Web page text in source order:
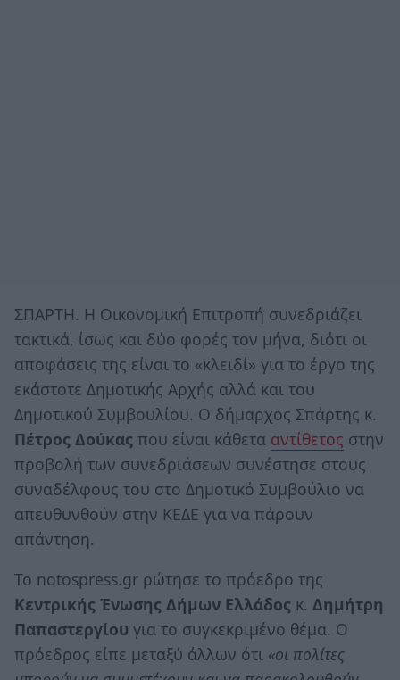
ΣΠΑΡΤΗ. Η Οικονομική Επιτροπή συνεδριάζει
τακτικά, ίσως και δύο φορές τον μήνα, διότι οι
αποφάσεις της είναι το «κλειδί» για το έργο της
εκάστοτε Δημοτικής Αρχής αλλά και του
Δημοτικού Συμβουλίου. Ο δήμαρχος Σπάρτης κ.
Πέτρος Δούκας που είναι κάθετα αντίθετος στην
προβολή των συνεδριάσεων συνέστησε στους
συναδέλφους του στο Δημοτικό Συμβούλιο να
απευθυνθούν στην ΚΕΔΕ για να πάρουν
απάντηση.
Το notospress.gr ρώτησε το πρόεδρο της
Κεντρικής Ένωσης Δήμων Ελλάδος κ. Δημήτρη
Παπαστεργίου για το συγκεκριμένο θέμα. Ο
πρόεδρος είπε μεταξύ άλλων ότι «οι πολίτες